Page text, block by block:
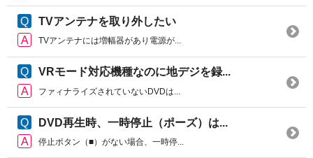
TVアンテナを取り外したい
TVアンテナには増幅器があり電源が...
VRモード対応機種なのに地デジを録...
ファィナライズされていないDVDは...
DVD再生時、一時停止（ポーズ）は...
停止ボタン（■）がない場合、一時停...